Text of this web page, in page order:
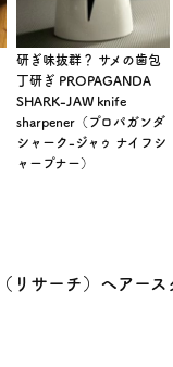
研ぎ味抜群？ サメの歯包
丁研ぎ PROPAGANDA
SHARK-JAW knife
sharpener（プロパガンダ
シャーク-ジャゥ ナイフシ
ャープナー）